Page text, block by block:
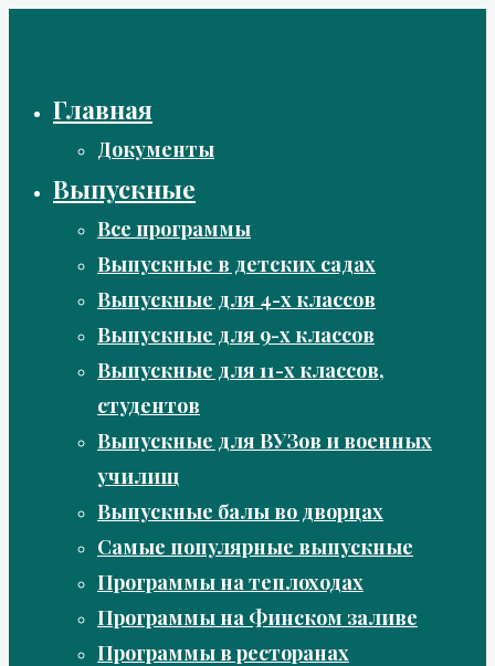
Главная
Документы
Выпускные
Все программы
Выпускные в детских садах
Выпускные для 4-х классов
Выпускные для 9-х классов
Выпускные для 11-х классов,
студентов
Выпускные для ВУЗов и военных
училищ
Выпускные балы во дворцах
Самые популярные выпускные
Программы на теплоходах
Программы на Финском заливе
Программы в ресторанах